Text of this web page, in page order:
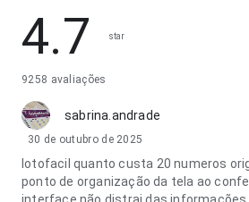
4.7 star
9258 avaliações
sabrina.andrade
30 de outubro de 2025
lotofacil quanto custa 20 numeros
ponto de organização da tela ao